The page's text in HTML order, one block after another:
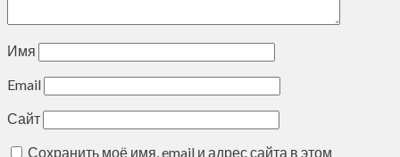
Имя
Email
Сайт
Сохранить моё имя, email и адрес сайта в этом